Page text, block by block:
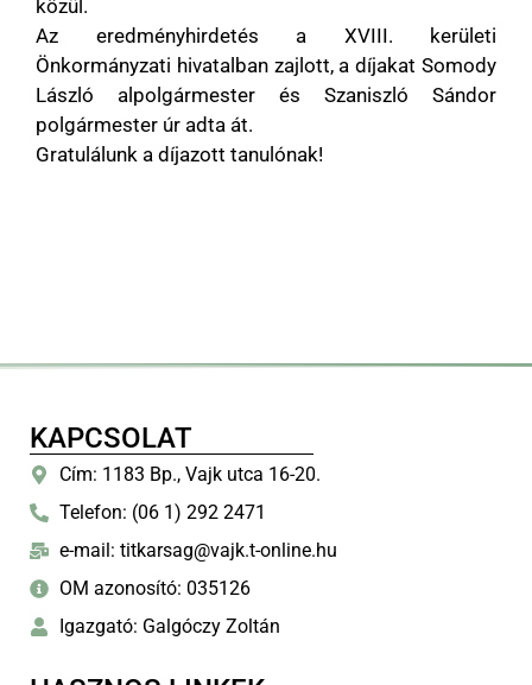
közül.
Az eredményhirdetés a XVIII. kerületi
Önkormányzati hivatalban zajlott, a díjakat Somody
László alpolgármester és Szaniszló Sándor
polgármester úr adta át.
Gratulálunk a díjazott tanulónak!
KAPCSOLAT
Cím: 1183 Bp., Vajk utca 16-20.
Telefon: (06 1) 292 2471
e-mail: titkarsag@vajk.t-online.hu
OM azonosító: 035126
Igazgató: Galgóczy Zoltán